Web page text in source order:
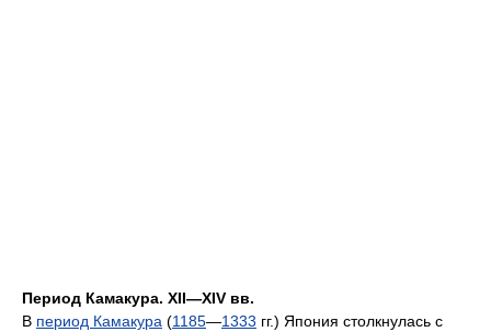
Период Камакура. XII—XIV вв.
В период Камакура (1185—1333 гг.) Япония столкнулась с